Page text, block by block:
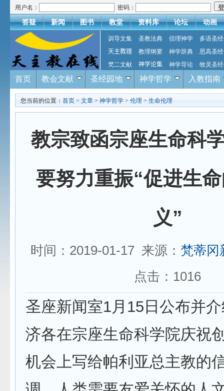
用户名： 密码：
答疑 新闻 图书 教堂 资料库 论坛 动画
训导文集 圣教法典 信理神学
多语圣经
天主教理
教理纲要 神学辞典
思高圣经
梵二文献
神学论集 神学导论 牧灵圣经
首页 教会文献 圣经园地 神学哲学 入教指南
您当前的位置： 首页 > 文章 > 神学哲学 > 伦理 > 生命伦理
教宗致函宗座生命科
要努力重振“促进生
义”
时间：2019-01-17 来源： 梵蒂冈
点击： 1016
圣座新闻室1月15日公布并
济各在宗座生命科学院庆祝
机会上写给帕利亚总主教的